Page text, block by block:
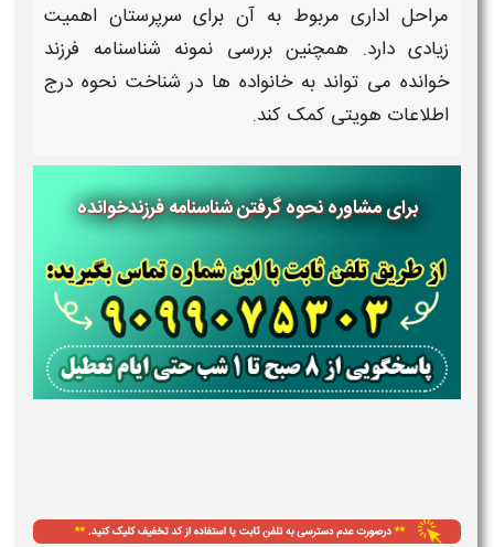
مراحل اداری مربوط به آن برای سرپرستان اهمیت
زیادی دارد. همچنین بررسی نمونه شناسنامه فرزند
خوانده می‌ تواند به خانواده‌ ها در شناخت نحوه درج
اطلاعات هویتی کمک کند.
برای مشاوره نحوه گرفتن شناسنامه فرزندخوانده